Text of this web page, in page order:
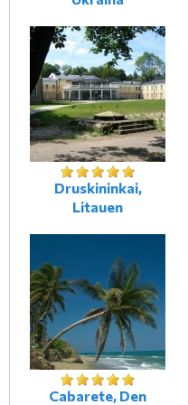
Druskininkai,
Litauen
Cabarete, Den